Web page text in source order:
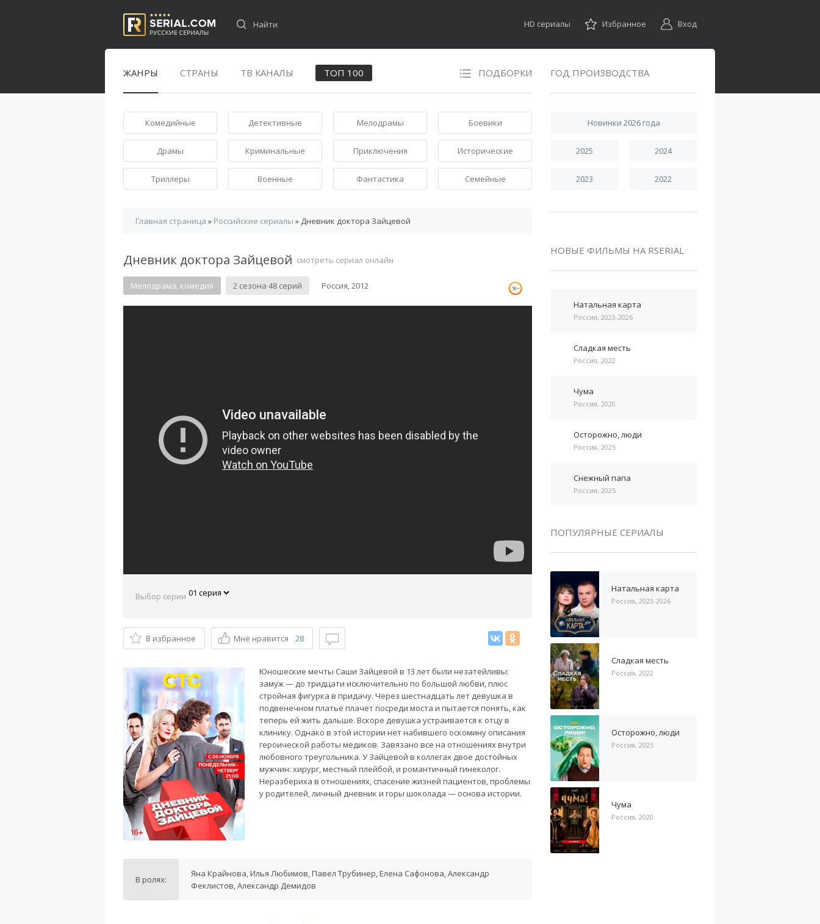
HD сериалы Избранное Вход
ЖАНРЫ СТРАНЫ ТВ КАНАЛЫ ПОДБОРКИ
ТОП 100
Комедийные Детективные Мелодрамы Боевики
Драмы Криминальные Приключения Исторические
Триллеры Военные Фантастика Семейные
Главная страница » Российские сериалы » Дневник доктора Зайцевой
Дневник доктора Зайцевой смотреть сериал онлайн
Мелодрама, комедия 2 сезона 48 серий Россия, 2012
Выбор серии
В избранное Мне нравится 28
Юношеские мечты Саши Зайцевой в 13 лет были незатейливы:
замуж — до тридцати исключительно по большой любви, плюс
стройная фигурка в придачу. Через шестнадцать лет девушка в
подвенечном платье плачет посреди моста и пытается понять, как
теперь ей жить дальше. Вскоре девушка устраивается к отцу в
клинику. Однако в этой истории нет набившего оскомину описания
героической работы медиков. Завязано все на отношениях внутри
любовного треугольника. У Зайцевой в коллегах двое достойных
мужчин: хирург, местный плейбой, и романтичный гинеколог.
Неразбериха в отношениях, спасение жизней пациентов, проблемы
у родителей, личный дневник и горы шоколада — основа истории.
В ролях:
Яна Крайнова, Илья Любимов, Павел Трубинер, Елена Сафонова, Александр
Феклистов, Александр Демидов
ГОД ПРОИЗВОДСТВА
Новинки 2026 года
2025 2024
2023 2022
НОВЫЕ ФИЛЬМЫ НА RSERIAL
Натальная карта
Россия, 2023-2026
Сладкая месть
Россия, 2022
Чума
Россия, 2020
Осторожно, люди
Россия, 2025
Снежный папа
Россия, 2025
ПОПУЛЯРНЫЕ СЕРИАЛЫ
Натальная карта
Россия, 2023-2026
Сладкая месть
Россия, 2022
Осторожно, люди
Россия, 2025
Чума
Россия, 2020